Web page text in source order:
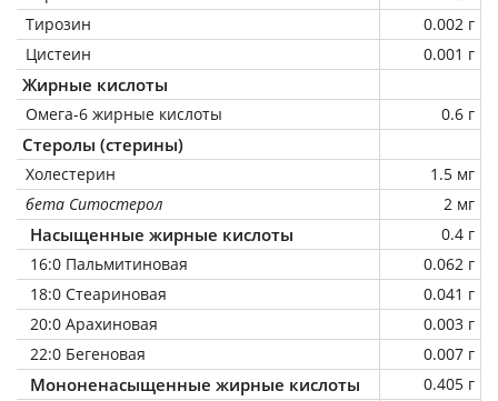
Тирозин
0.002 г
Цистеин
0.001 г
Жирные кислоты
Омега-6 жирные кислоты 0.6 г
Стеролы (стерины)
Холестерин
1.5 мг
бета Ситостерол
2 мг
Насыщенные жирные кислоты
0.4 г
16:0 Пальмитиновая
0.062 г
18:0 Стеариновая
0.041 г
20:0 Арахиновая
0.003 г
22:0 Бегеновая
0.007 г
Мононенасыщенные жирные кислоты
0.405 г